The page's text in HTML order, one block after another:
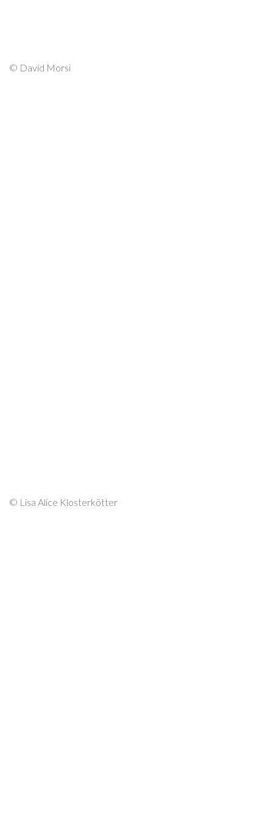
© David Morsi
© Lisa Alice Klosterkötter